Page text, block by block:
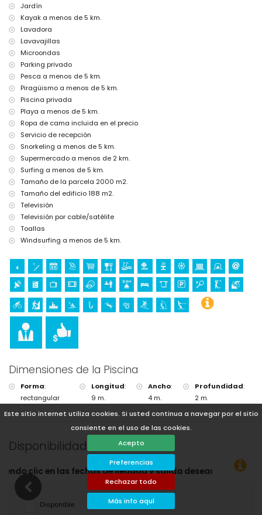
Este sitio internet utiliza cookies. Si usted continua a navegar por el sitio
consiente en el uso de las cookies.
Acepto
Preferencias
Rechazar todo
Más info aquí
bar (a menos de 5 kilómetros de la casa)
Lugares de interés y cultura en Jávea, Costa Blanca
museo (Histórico de Jávea, Jávea), iglesia (San Bartolomé, Pueblo,
Jávea), monumento (Pueblo de Jávea, Jávea), edificio arquitectónico
(a menos de 5 kilómetros del alojamiento)
ruina (Molinos de Viento y Jávea) (a menos de 10 kilómetros del
alojamiento)
castillo (Portal de la Vila y Denia) (a menos de 25 kilómetros del
alojamiento)
Deportes
ciclismo de montaña y ciclismo (a menos de 1000 metros de la villa)
tenis, golf (Golf la Sella), escalada, canotaje, kayak, pesca, buceo,
snorkel, surf, windsurf y esquí acuático (a menos de 5 kilómetros de
la villa)
equitación (a menos de 10 kilómetros de la villa)
Jardín
Kayak a menos de 5 km.
Lavadora
Lavavajillas
Microondas
Parking privado
Pesca a menos de 5 km.
Piragüismo a menos de 5 km.
Piscina privada
Playa a menos de 5 km.
Ropa de cama incluida en el precio
Servicio de recepción
Snorkeling a menos de 5 km.
Supermercado a menos de 2 km.
Surfing a menos de 5 km.
Tamaño de la parcela 2000 m2.
Tamaño del edificio 188 m2.
Televisión
Televisión por cable/satélite
Toallas
Windsurfing a menos de 5 km.
Dimensiones de la Piscina
Forma:
rectangular
Longitud:
9 m.
Ancho:
4 m.
Profundidad:
2 m.
Disponibilidad
deseadas!
Disponible